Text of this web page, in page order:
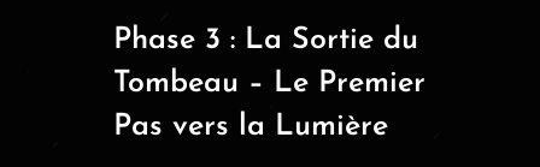
Phase 3 : La Sortie du
Tombeau – Le Premier
Pas vers la Lumière